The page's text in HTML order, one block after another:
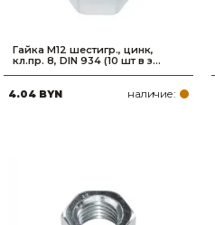
Гайка М12 шестигр., цинк,
кл.пр. 8, DIN 934 (10 шт в з...
4.04 BYN наличие: